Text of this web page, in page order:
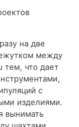
на две
между
тем, что дает
с
изделиями.
вынимать